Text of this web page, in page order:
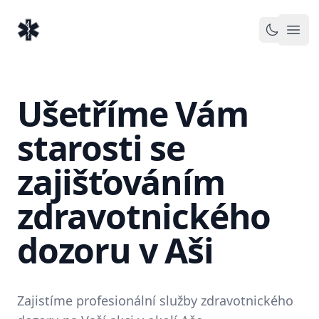
EventMedic.cz
Toggle
Ušetříme Vám
starosti se
zajišťováním
zdravotnického
dozoru v Aši
Zajistíme profesionální služby zdravotnického